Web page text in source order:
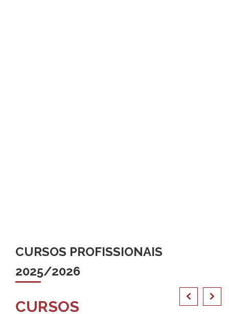
CURSOS PROFISSIONAIS
2025/2026
CURSOS